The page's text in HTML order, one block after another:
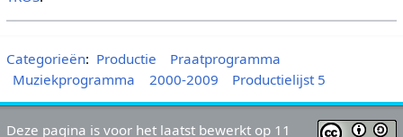
Categorieën: Productie
Praatprogramma
Muziekprogramma
2000-2009 Productielijst 5
Deze pagina is voor het laatst bewerkt op 11